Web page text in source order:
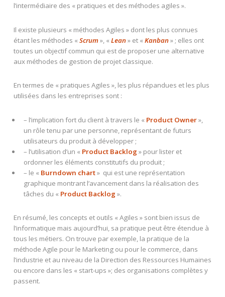
l’intermédiaire des « pratiques et des méthodes agiles ».
Il existe plusieurs « méthodes Agiles » dont les plus connues
étant les méthodes «Scrum », «Lean» et «Kanban» ; elles ont
toutes un objectif commun qui est de proposer une alternative
aux méthodes de gestion de projet classique.
En termes de « pratiques Agiles », les plus répandues et les plus
utilisées dans les entreprises sont :
– l’implication fort du client à travers le « Product Owner»,
un rôle tenu par une personne, représentant de futurs
utilisateurs du produit à développer ;
– l’utilisation d’un « Product Backlog » pour lister et
ordonner les éléments constitutifs du produit ;
– le «Burndown chart» qui est une représentation
graphique montrant l’avancement dans la réalisation des
tâches du « Product Backlog ».
En résumé, les concepts et outils « Agiles » sont bien issus de
l’informatique mais aujourd’hui, sa pratique peut être étendue à
tous les métiers. On trouve par exemple, la pratique de la
méthode Agile pour le Marketing ou pour le commerce, dans
l’industrie et au niveau de la Direction des Ressources Humaines
ou encore dans les « start-ups »; des organisations complètes y
passent.